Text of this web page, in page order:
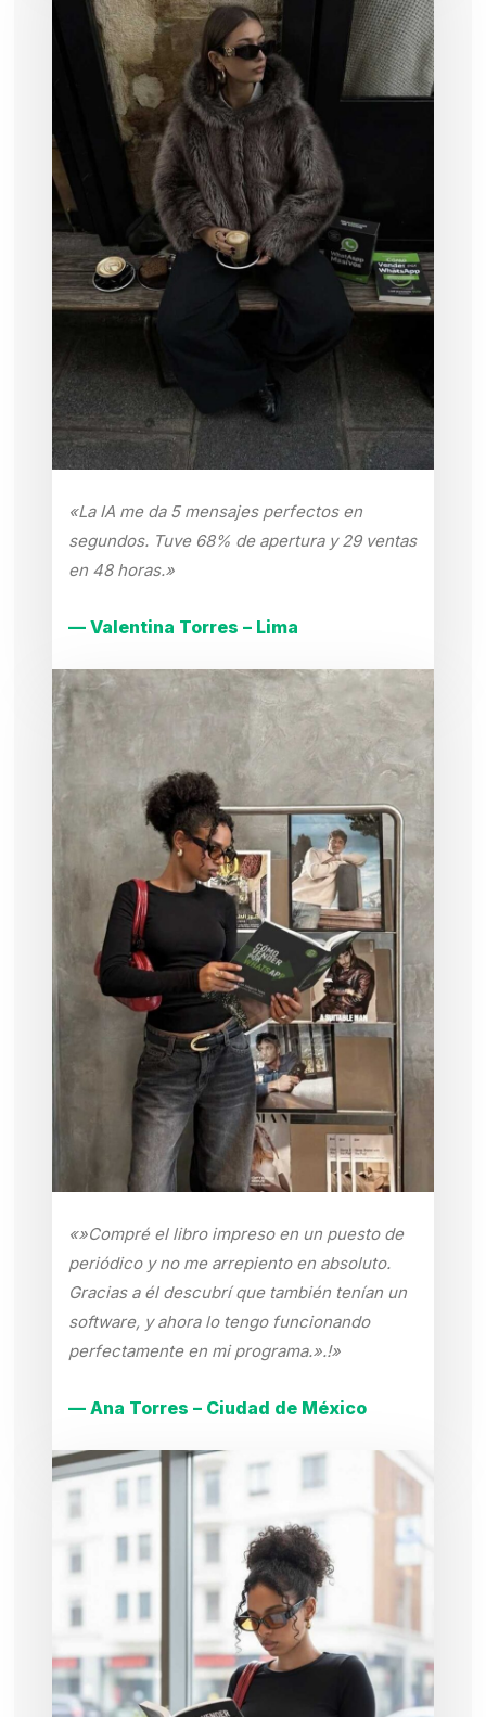
«La IA me da 5 mensajes perfectos en
segundos. Tuve 68% de apertura y 29 ventas
en 48 horas.»
— Valentina Torres – Lima
«»Compré el libro impreso en un puesto de
periódico y no me arrepiento en absoluto.
Gracias a él descubrí que también tenían un
software, y ahora lo tengo funcionando
perfectamente en mi programa.».!»
— Ana Torres – Ciudad de México